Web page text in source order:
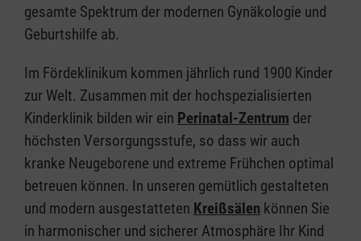
gesamte Spektrum der modernen Gynäkologie und
Geburtshilfe ab.
Im Fördeklinikum kommen jährlich rund 1900 Kinder
zur Welt. Zusammen mit der hochspezialisierten
Kinderklinik bilden wir ein Perinatal-Zentrum der
höchsten Versorgungsstufe, so dass wir auch
kranke Neugeborene und extreme Frühchen optimal
betreuen können. In unseren gemütlich gestalteten
und modern ausgestatteten Kreißsälen können Sie
in harmonischer und sicherer Atmosphäre Ihr Kind